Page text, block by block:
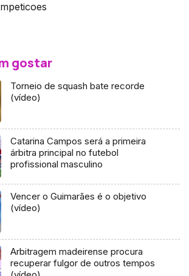
gostar
Torneio de squash bate recorde
(vídeo)
Catarina Campos será a primeira
árbitra principal no futebol
profissional masculino
Vencer o Guimarães é o objetivo
(vídeo)
Arbitragem madeirense procura
recuperar fulgor de outros tempos